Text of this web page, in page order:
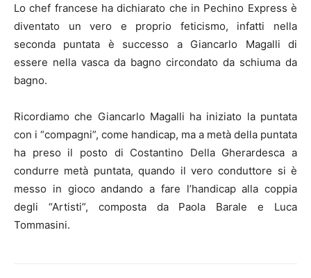
Lo chef francese ha dichiarato che in Pechino Express è
diventato un vero e proprio feticismo, infatti nella
seconda puntata è successo a Giancarlo Magalli di
essere nella vasca da bagno circondato da schiuma da
bagno.
Ricordiamo che Giancarlo Magalli ha iniziato la puntata
con i “compagni”, come handicap, ma a metà della puntata
ha preso il posto di Costantino Della Gherardesca a
condurre metà puntata, quando il vero conduttore si è
messo in gioco andando a fare l’handicap alla coppia
degli “Artisti”, composta da Paola Barale e Luca
Tommasini.